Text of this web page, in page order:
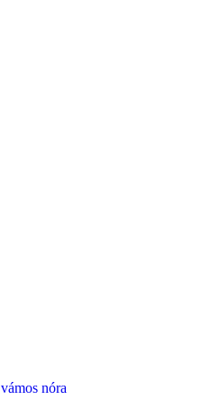
vámos nóra